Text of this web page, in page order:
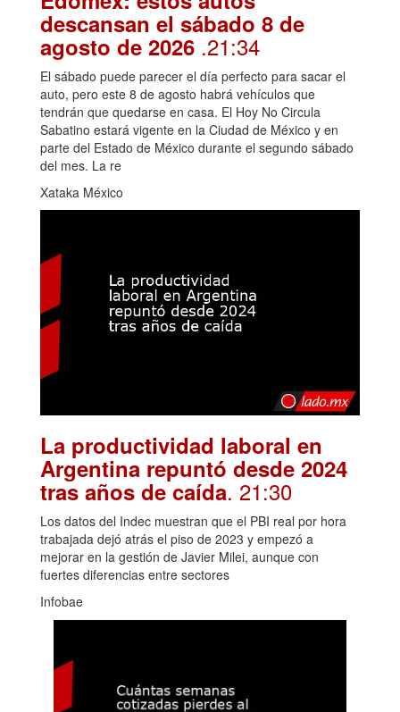
descansan el sábado 8 de
agosto de 2026 .21:34
El sábado puede parecer el día perfecto para sacar el
auto, pero este 8 de agosto habrá vehículos que
tendrán que quedarse en casa. El Hoy No Circula
Sabatino estará vigente en la Ciudad de México y en
parte del Estado de México durante el segundo sábado
del mes. La re
Xataka México
La productividad laboral en
Argentina repuntó desde 2024
tras años de caída. 21:30
Los datos del Indec muestran que el PBI real por hora
trabajada dejó atrás el piso de 2023 y empezó a
mejorar en la gestión de Javier Milei, aunque con
fuertes diferencias entre sectores
Infobae